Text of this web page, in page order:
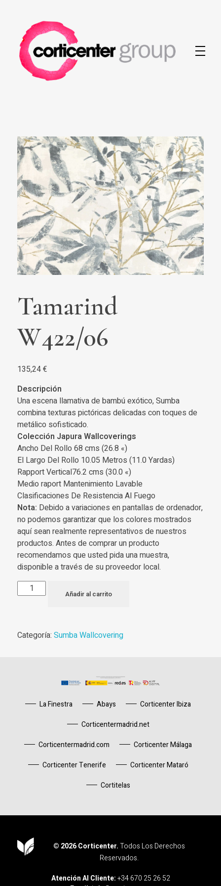
Tamarind
W422/06
135,24€
Descripción
Una escena llamativa de bambú exótico, Sumba
combina texturas pictóricas delicadas con toques de
metálico sofisticado.
Colección Japura Wallcoverings
Ancho Del Rollo 68 cms (26.8 «)
El Largo Del Rollo 10.05 Metros (11.0 Yardas)
Rapport Vertical76.2 cms (30.0 «)
Medio raport Mantenimiento Lavable
Clasificaciones De Resistencia Al Fuego
Nota: Debido a variaciones en pantallas de ordenador,
no podemos garantizar que los colores mostrados
aquí sean realmente representativos de nuestros
productos. Antes de comprar un producto
recomendamos que usted pida una muestra,
disponible a través de su proveedor local.
Añadir al carrito
Categoría: Sumba Wallcovering
La Finestra Abays
Corticenter Ibiza
Corticentermadrid.net
Corticentermadrid.com
Corticenter Málaga
Corticenter Tenerife
Corticenter Mataró
Cortitelas
© 2026 Corticenter.Todos Los Derechos
Reservados.
Atención Al Cliente:+34 670 25 26 52